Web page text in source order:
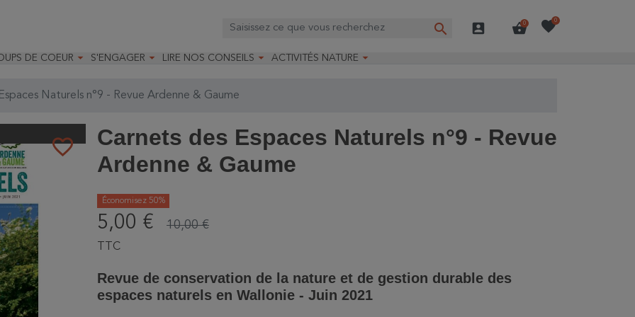
search account_box shopping_basket
0 favorite0
DE COEUR  S'ENGAGER 
Faire un legs
LIRE NOS CONSEILS 
Installer un abreuvoir
ACTIVITÉS NATURE 
Naturels n°9 - Revue Ardenne & Gaume
favorite_border
Carnets des Espaces Naturels n°9 - Revue
Ardenne & Gaume
Économisez 50%
5,00 € 10,00 €
TTC
Revue de conservation de la nature et de gestion durable des
espaces naturels en Wallonie - Juin 2021